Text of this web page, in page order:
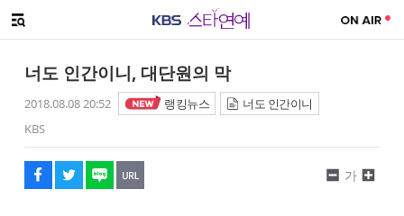
메뉴 열기
너도 인간이니, 대단원의 막
2018.08.08 20:52 랭킹뉴스
너도 인간이니
KBS
페이스북
트위터
네이버
URL복사
글씨 작게보기
가
글씨 크게보기
해시태그